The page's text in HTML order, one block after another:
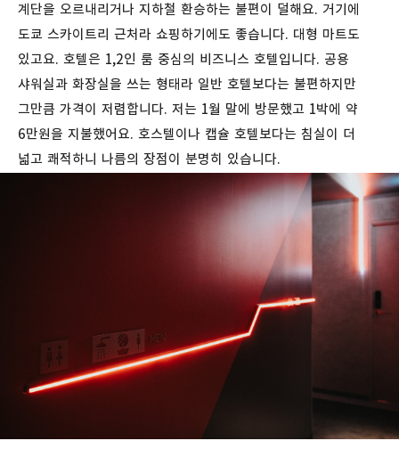
계단을 오르내리거나 지하철 환승하는 불편이 덜해요. 거기에
도쿄 스카이트리 근처라 쇼핑하기에도 좋습니다. 대형 마트도
있고요. 호텔은 1,2인 룸 중심의 비즈니스 호텔입니다. 공용
샤워실과 화장실을 쓰는 형태라 일반 호텔보다는 불편하지만
그만큼 가격이 저렴합니다. 저는 1월 말에 방문했고 1박에 약
6만원을 지불했어요. 호스텔이나 캡슐 호텔보다는 침실이 더
넓고 쾌적하니 나름의 장점이 분명히 있습니다.